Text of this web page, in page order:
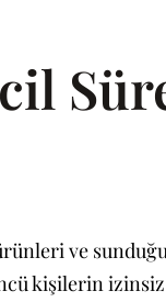
ve
kişilerin